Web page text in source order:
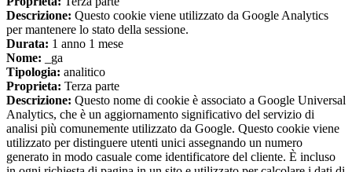
Descrizione: Questo cookie viene utilizzato da Google Analytics
per mantenere lo stato della sessione.
Durata: 1 anno 1 mese
Nome: _ga
Tipologia: analitico
Proprieta: Terza parte
Descrizione: Questo nome di cookie è associato a Google Universal
Analytics, che è un aggiornamento significativo del servizio di
analisi più comunemente utilizzato da Google. Questo cookie viene
utilizzato per distinguere utenti unici assegnando un numero
generato in modo casuale come identificatore del cliente. È incluso